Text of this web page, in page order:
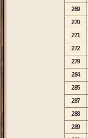
269
270
271
272
279
284
285
287
288
289